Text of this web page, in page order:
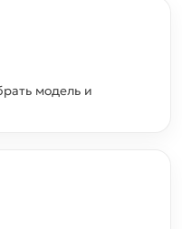
модель и